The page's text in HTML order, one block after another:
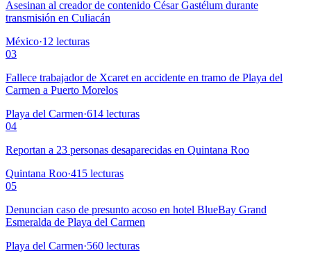
Asesinan al creador de contenido César Gastélum durante
transmisión en Culiacán
México·12 lecturas
03
Fallece trabajador de Xcaret en accidente en tramo de Playa del
Carmen a Puerto Morelos
Playa del Carmen·614 lecturas
04
Reportan a 23 personas desaparecidas en Quintana Roo
Quintana Roo·415 lecturas
05
Denuncian caso de presunto acoso en hotel BlueBay Grand
Esmeralda de Playa del Carmen
Playa del Carmen·560 lecturas